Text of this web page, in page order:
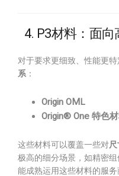
4. P3材料：面
对于要求更细致、性能更
系 ：
Origin OML
Origin® One 特色
这些材料可以覆盖一些对
极高的细分场景，如精密组
能成熟运用这些材料的服